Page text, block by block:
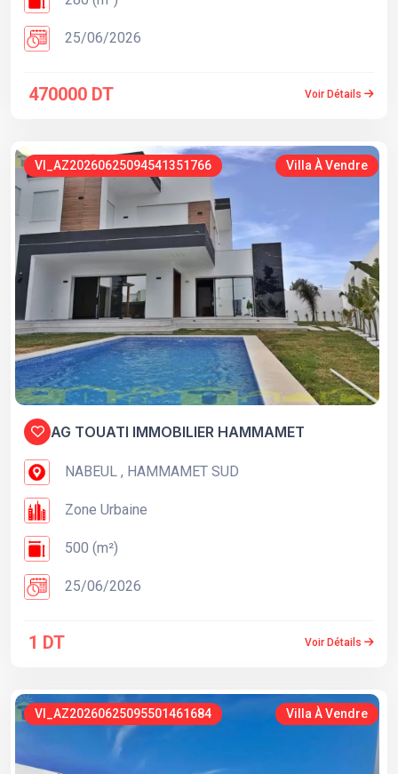
25/06/2026
470000 DT Voir Détails
VI_AZ20260625094541351766 Villa À Vendre
AG TOUATI IMMOBILIER HAMMAMET
NABEUL , HAMMAMET SUD
Zone Urbaine
500 (m²)
25/06/2026
1 DT Voir Détails
VI_AZ20260625095501461684 Villa À Vendre